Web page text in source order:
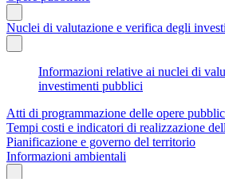
Nuclei di valutazione e verifica degli
Informazioni relative ai nuclei di
investimenti pubblici
Atti di programmazione delle opere
Tempi costi e indicatori di realizzazione
Pianificazione e governo del territorio
Informazioni ambientali